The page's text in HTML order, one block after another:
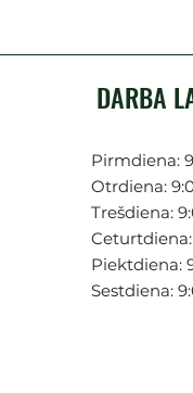
DARBA
Pirmdiena:
Otrdiena:
Trešdiena:
Ceturtdiena:
Piektdiena:
Sestdiena: